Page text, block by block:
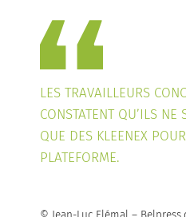
LES TRAVAILLEURS
CONSTATENT QU’ILS NE
QUE DES KLEENEX
PLATEFORME.